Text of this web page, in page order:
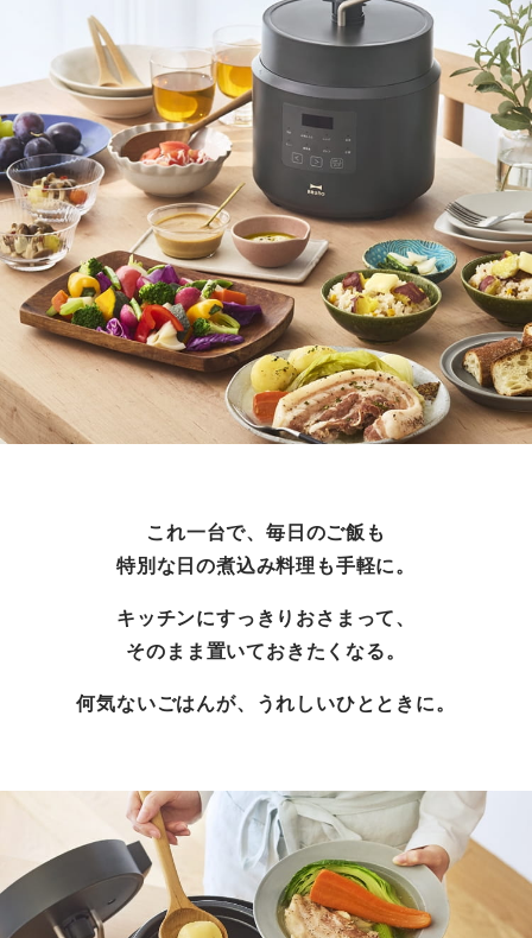
これ一台で、毎日のご飯も
特別な日の煮込み料理も手軽に。
キッチンにすっきりおさまって、
そのまま置いておきたくなる。
何気ないごはんが、うれしいひとときに。